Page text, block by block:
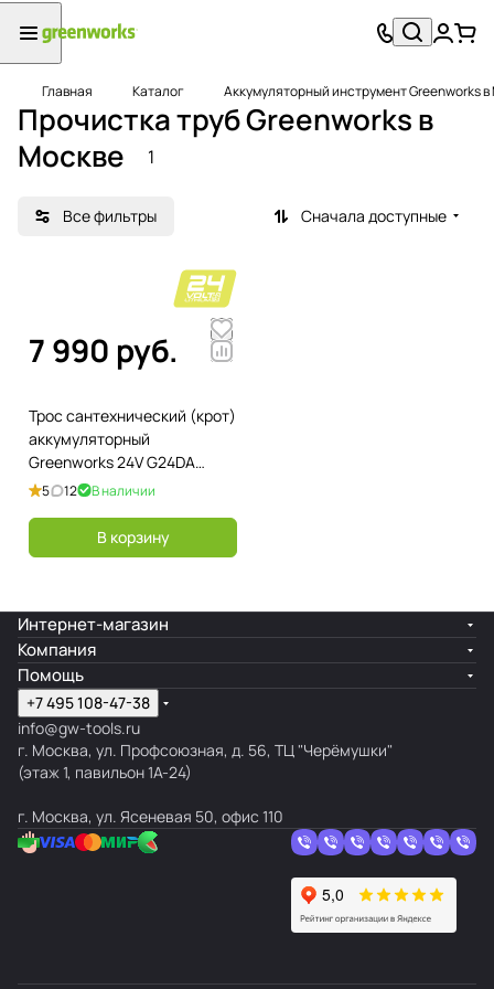
Главная Каталог Аккумуляторный инструмент Greenworks
Прочистка труб Greenworks в
Москве
1
Все фильтры Сначала доступные
7 990 руб.
Трос сантехнический (крот)
аккумуляторный
Greenworks 24V G24DA
3707307, без АКБ и ЗУ
5 12 В наличии
В корзину
Интернет-магазин
Компания
Помощь
+7 495 108-47-38
info@gw-tools.ru
г. Москва, ул. Профсоюзная, д. 56, ТЦ "Черёмушки"
(этаж 1, павильон 1А-24)
г. Москва, ул. Ясеневая 50, офис 110